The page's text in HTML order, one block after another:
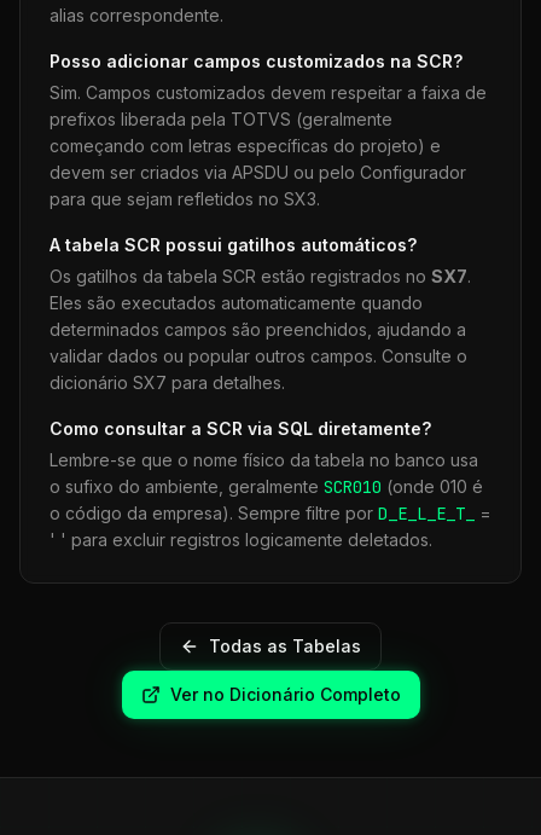
alias correspondente.
Posso adicionar campos customizados na SCR?
Sim. Campos customizados devem respeitar a faixa de
prefixos liberada pela TOTVS (geralmente
começando com letras específicas do projeto) e
devem ser criados via APSDU ou pelo Configurador
para que sejam refletidos no SX3.
A tabela SCR possui gatilhos automáticos?
Os gatilhos da tabela SCR estão registrados no SX7.
Eles são executados automaticamente quando
determinados campos são preenchidos, ajudando a
validar dados ou popular outros campos. Consulte o
dicionário SX7 para detalhes.
Como consultar a SCR via SQL diretamente?
Lembre-se que o nome físico da tabela no banco usa
o sufixo do ambiente, geralmente SCR010 (onde 010 é
o código da empresa). Sempre filtre por D_E_L_E_T_
=
' ' para excluir registros logicamente deletados.
Todas as Tabelas
Ver no Dicionário Completo